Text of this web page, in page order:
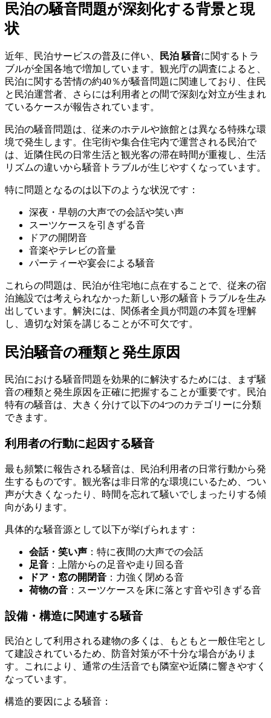
民泊の騒音問題が深刻化する背景と現
状
近年、民泊サービスの普及に伴い、 民泊 騒音に関するトラ
ブルが全国各地で増加しています。観光庁の調査によると、
民泊に関する苦情の約40％が騒音問題に関連しており、住民
と民泊運営者、さらには利用者との間で深刻な対立が生まれ
ているケースが報告されています。
民泊の騒音問題は、従来のホテルや旅館とは異なる特殊な環
境で発生します。住宅街や集合住宅内で運営される民泊で
は、近隣住民の日常生活と観光客の滞在時間が重複し、生活
リズムの違いから騒音トラブルが生じやすくなっています。
特に問題となるのは以下のような状況です：
深夜・早朝の大声での会話や笑い声
スーツケースを引きずる音
ドアの開閉音
音楽やテレビの音量
パーティーや宴会による騒音
これらの問題は、民泊が住宅地に点在することで、従来の宿
泊施設では考えられなかった新しい形の騒音トラブルを生み
出しています。解決には、関係者全員が問題の本質を理解
し、適切な対策を講じることが不可欠です。
民泊騒音の種類と発生原因
民泊における騒音問題を効果的に解決するためには、まず騒
音の種類と発生原因を正確に把握することが重要です。民泊
特有の騒音は、大きく分けて以下の4つのカテゴリーに分類
できます。
利用者の行動に起因する騒音
最も頻繁に報告される騒音は、民泊利用者の日常行動から発
生するものです。観光客は非日常的な環境にいるため、つい
声が大きくなったり、時間を忘れて騒いでしまったりする傾
向があります。
具体的な騒音源として以下が挙げられます：
会話・笑い声 ：特に夜間の大声での会話
足音 ：上階からの足音や走り回る音
ドア・窓の開閉音 ：力強く閉める音
荷物の音 ：スーツケースを床に落とす音や引きずる音
設備・構造に関連する騒音
民泊として利用される建物の多くは、もともと一般住宅とし
て建設されているため、防音対策が不十分な場合がありま
す。これにより、通常の生活音でも隣室や近隣に響きやすく
なっています。
構造的要因による騒音：